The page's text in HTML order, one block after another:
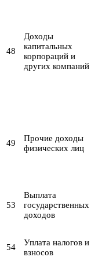
48
Доходы
капитальных
корпораций и
других компаний
49
Прочие доходы
физических лиц
53
Выплата
государственных
доходов
54
Уплата налогов и
взносов